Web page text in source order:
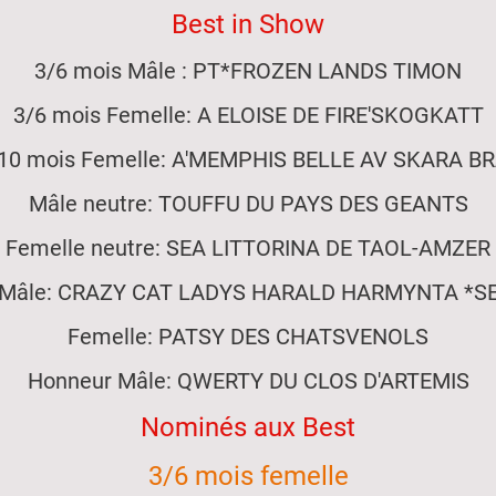
Best in Show
3/6 mois Mâle : PT*FROZEN LANDS TIMON
3/6 mois Femelle: A ELOISE DE FIRE'SKOGKATT
mois Femelle: A'MEMPHIS BELLE AV SKARA
Mâle neutre: TOUFFU DU PAYS DES GEANTS
Femelle neutre: SEA LITTORINA DE TAOL-AMZER
CRAZY CAT LADYS HARALD HARMYNTA
Femelle: PATSY DES CHATSVENOLS
Honneur Mâle: QWERTY DU CLOS D'ARTEMIS
Nominés aux Best
3/6 mois femelle